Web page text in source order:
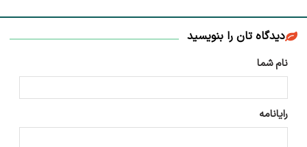
دیدگاه تان را بنویسید
نام شما
رایانامه